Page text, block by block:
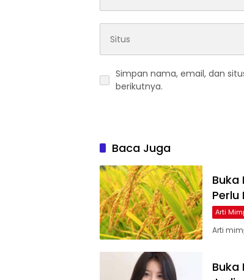
Simpan nama, email, dan
berikutnya.
Baca Juga
Buka
Perlu
Arti
Arti
Buka